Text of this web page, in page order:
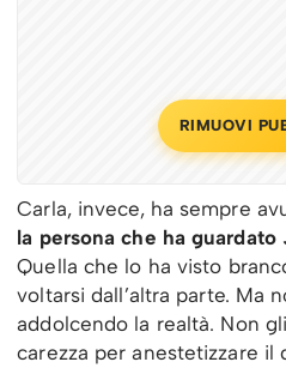
RIMUOVI
Carla, invece, ha sempre
la persona che ha
Quella che lo ha visto
voltarsi dall’altra parte. Ma
addolcendo la realtà. Non
carezza per anestetizzare il